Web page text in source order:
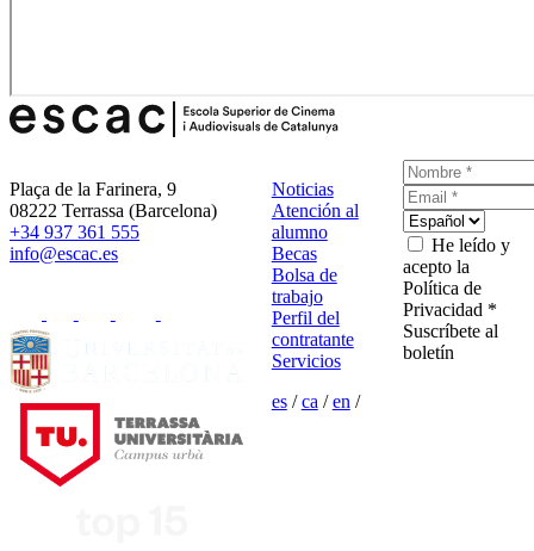
Plaça de la Farinera, 9
08222 Terrassa (Barcelona)
+34 937 361 555
info@escac.es
Noticias
Atención al
alumno
Becas
Bolsa de
trabajo
Perfil del
contratante
Servicios
es/ca /en /
He leído y
acepto la
Política de
Privacidad *
Suscríbete al
boletín